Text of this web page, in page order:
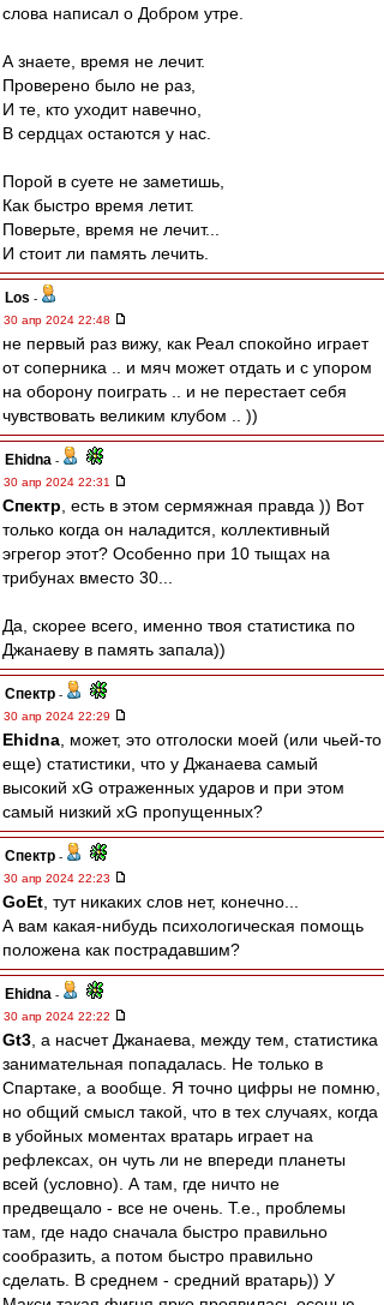
слова написал о Добром утре.
А знаете, время не лечит.
Проверено было не раз,
И те, кто уходит навечно,
В сердцах остаются у нас.
Порой в суете не заметишь,
Как быстро время летит.
Поверьте, время не лечит...
И стоит ли память лечить.
Los -
30 апр 2024 22:48
не первый раз вижу, как Реал спокойно играет
от соперника .. и мяч может отдать и с упором
на оборону поиграть .. и не перестает себя
чувствовать великим клубом .. ))
Ehidna -
30 апр 2024 22:31
Спектр , есть в этом сермяжная правда )) Вот
только когда он наладится, коллективный
эгрегор этот? Особенно при 10 тыщах на
трибунах вместо 30...
Да, скорее всего, именно твоя статистика по
Джанаеву в память запала))
Спектр -
30 апр 2024 22:29
Ehidna , может, это отголоски моей (или чьей-то
еще) статистики, что у Джанаева самый
высокий xG отраженных ударов и при этом
самый низкий xG пропущенных?
Спектр -
30 апр 2024 22:23
GoEt , тут никаких слов нет, конечно...
А вам какая-нибудь психологическая помощь
положена как пострадавшим?
Ehidna -
30 апр 2024 22:22
Gt3 , а насчет Джанаева, между тем, статистика
занимательная попадалась. Не только в
Спартаке, а вообще. Я точно цифры не помню,
но общий смысл такой, что в тех случаях, когда
в убойных моментах вратарь играет на
рефлексах, он чуть ли не впереди планеты
всей (условно). А там, где ничто не
предвещало - все не очень. Т.е., проблемы
там, где надо сначала быстро правильно
сообразить, а потом быстро правильно
сделать. В среднем - средний вратарь)) У